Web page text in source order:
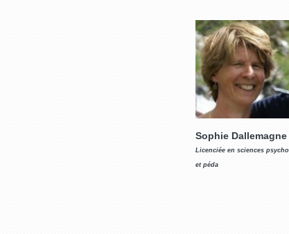
Sophie Dallemagne
Licenciée en sciences psycho
et péda